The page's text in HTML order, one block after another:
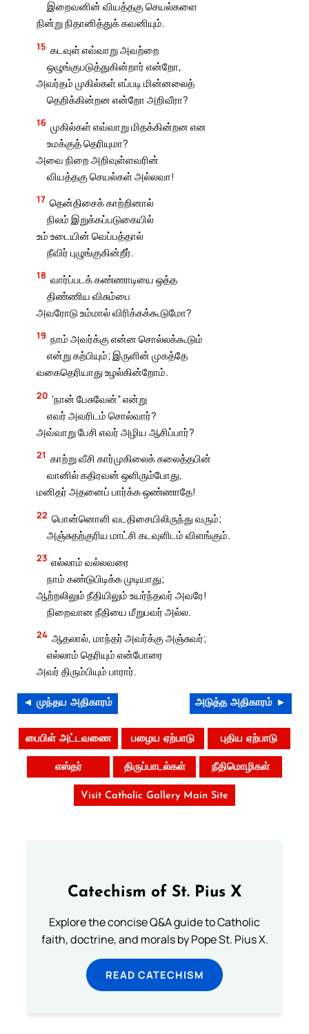
இறைவனின் வியத்தகு செயல்களை
நின்று நிதானித்துக் கவனியும்.
15 கடவுள் எவ்வாறு அவற்றை
ஒழுங்குபடுத்துகின்றார் என்றோ,
அவர்தம் முகில்கள் எப்படி மின்னலைத்
தெறிக்கின்றன என்றோ அறிவீரா?
16 முகில்கள் எவ்வாறு மிதக்கின்றன என
உமக்குத் தெரியுமா?
அவை நிறை அறிவுள்ளவரின்
வியத்தகு செயல்கள் அல்லவா!
17 தென்திசைக் காற்றினால்
நிலம் இறுக்கப்படுகையில்
உம் உடையின் வெப்பத்தால்
நீவிர் புழுங்குகின்றீர்.
18 வார்ப்படக் கண்ணாடியை ஒத்த
திண்ணிய விசும்பை
அவரோடு உம்மால் விரிக்கக்கூடுமோ?
19 நாம் அவர்க்கு என்ன சொல்லக்கூடும்
என்று கற்பியும்; இருளின் முகத்தே
வகைதெரியாது உழல்கின்றோம்.
20 ‘நான் பேசுவேன்” என்று
எவர் அவரிடம் சொல்வார்?
அவ்வாறு பேசி எவர் அழிய ஆசிப்பார்?
21 காற்று வீசி கார்முகிலைக் கலைத்தபின்
வானில் கதிரவன் ஒளிரும்போது,
மனிதர் அதனைப் பார்க்க ஒண்ணாதே!
22 பொன்னொளி வடதிசையிலிருந்து வரும்;
அஞ்சுதற்குரிய மாட்சி கடவுளிடம் விளங்கும்.
23 எல்லாம் வல்லவரை
நாம் கண்டுபிடிக்க முடியாது;
ஆற்றலிலும் நீதியிலும் உயர்ந்தவர் அவரே!
நிறைவான நீதியை மீறுபவர் அல்ல.
24 ஆதலால், மாந்தர் அவர்க்கு அஞ்சுவர்;
எல்லாம் தெரியும் என்போரை
அவர் திரும்பியும் பாரார்.
◄ முந்தய அதிகாரம் அடுத்த அதிகாரம் ►
பைபிள் அட்டவணை பழைய ஏற்பாடு புதிய ஏற்பாடு
எஸ்தர் திருப்பாடல்கள் நீதிமொழிகள்
Visit Catholic Gallery Main Site
Catechism of St. Pius X
Explore the concise Q&A guide to Catholic
faith, doctrine, and morals by Pope St. Pius X.
READ CATECHISM